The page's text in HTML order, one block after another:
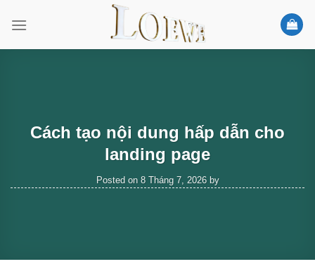
Cách tạo nội dung hấp dẫn cho
landing page
Posted on 8 Tháng 7, 2026by